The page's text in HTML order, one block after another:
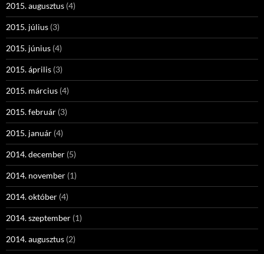
2015. augusztus (4)
2015. július (3)
2015. június (4)
2015. április (3)
2015. március (4)
2015. február (3)
2015. január (4)
2014. december (5)
2014. november (1)
2014. október (4)
2014. szeptember (1)
2014. augusztus (2)